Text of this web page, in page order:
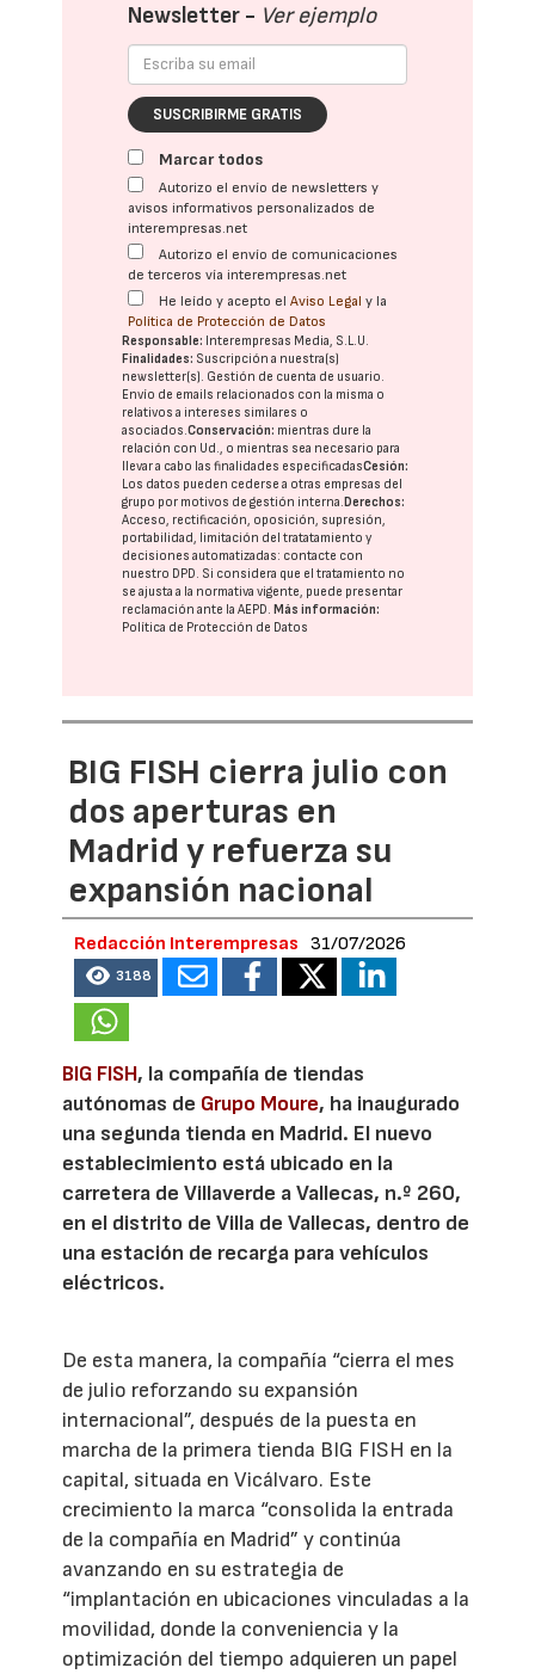
Newsletter - Ver ejemplo
SUSCRIBIRME GRATIS
Marcar todos
Autorizo el envío de newsletters y
avisos informativos personalizados de
interempresas.net
Autorizo el envío de comunicaciones
de terceros vía interempresas.net
He leído y acepto elAviso Legal y la
Política de Protección de Datos
Responsable: Interempresas Media, S.L.U.
Finalidades: Suscripción a nuestra(s)
newsletter(s). Gestión de cuenta de usuario.
Envío de emails relacionados con la misma o
relativos a intereses similares o
asociados.Conservación: mientras dure la
relación con Ud., o mientras sea necesario para
llevar a cabo las finalidades especificadasCesión:
Los datos pueden cederse a otras empresas del
grupo por motivos de gestión interna.Derechos:
Acceso, rectificación, oposición, supresión,
portabilidad, limitación del tratatamiento y
decisiones automatizadas: contacte con
nuestro DPD . Si considera que el tratamiento no
se ajusta a la normativa vigente, puede presentar
reclamación ante laAEPD .Más información:
Política de Protección de Datos
BIG FISH cierra julio con
dos aperturas en
Madrid y refuerza su
expansión nacional
Redacción Interempresas 31/07/2026
3188
BIG FISH, la compañía de tiendas
autónomas de Grupo Moure, ha inaugurado
una segunda tienda en Madrid. El nuevo
establecimiento está ubicado en la
carretera de Villaverde a Vallecas, n.º 260,
en el distrito de Villa de Vallecas, dentro de
una estación de recarga para vehículos
eléctricos.
De esta manera, la compañía “cierra el mes
de julio reforzando su expansión
internacional”, después de la puesta en
marcha de la primera tienda BIG FISH en la
capital, situada en Vicálvaro. Este
crecimiento la marca “consolida la entrada
de la compañía en Madrid” y continúa
avanzando en su estrategia de
“implantación en ubicaciones vinculadas a la
movilidad, donde la conveniencia y la
optimización del tiempo adquieren un papel